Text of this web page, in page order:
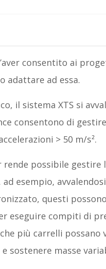
consentito ai
adattare ad essa.
il sistema XTS si
consentono di
> 50 m/s².
possibile
esempio,
questi
eseguire compiti di
più carrelli possano
sostenere masse